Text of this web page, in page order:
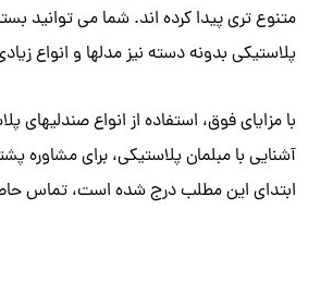
متنوع تری پیدا کرده اند. شما می توانید
پلاستیکی بدونه دسته نیز مدلها و انواع
با مزایای فوق، استفاده از انواع
آشنایی با مبلمان پلاستیکی، برای مشاوره
ابتدای این مطلب درج شده است، تماس